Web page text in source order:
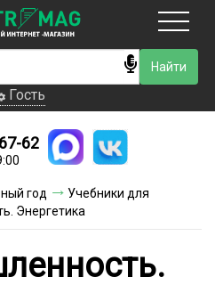
Гость
доставки
Гость
62
год
Учебники для
Энергетика